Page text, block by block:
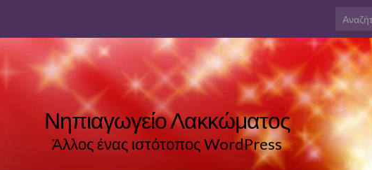
Search
Νηπιαγωγείο Λακκώματος
Άλλος ένας ιστότοπος WordPress